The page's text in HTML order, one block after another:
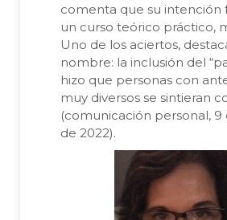
comenta que su intención
un curso teórico práctico,
Uno de los aciertos,
nombre: la inclusión del
hizo que personas con
muy diversos se sintieran
(comunicación personal,
de 2022).